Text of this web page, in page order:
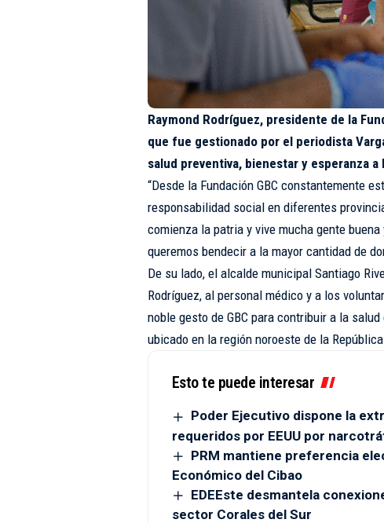
Raymond Rodríguez, presidente de la
que fue gestionado por el periodista
salud preventiva, bienestar y esperanza a
“Desde la Fundación GBC constantemente
responsabilidad social en diferentes
comienza la patria y vive mucha gente
queremos bendecir a la mayor cantidad de
De su lado, el alcalde municipal Santiago
Rodríguez, al personal médico y a los
noble gesto de GBC para contribuir a la
ubicado en la región noroeste de la
Esto te puede interesar
Poder Ejecutivo dispone la
requeridos por EEUU por
PRM mantiene preferencia
Económico del Cibao
EDEEste desmantela
sector Corales del Sur